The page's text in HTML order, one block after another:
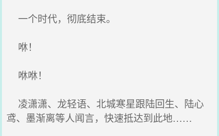
一个时代，彻底结束。
咻！
咻咻！
凌潇潇、龙轻语、北城寒星跟陆回生、陆心
鸢、墨渐离等人闻言，快速抵达到此地……